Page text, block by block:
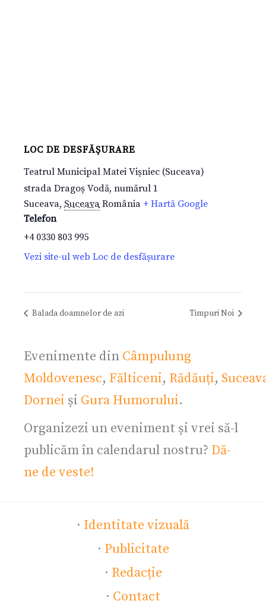
LOC DE DESFĂȘURARE
Teatrul Municipal Matei Vișniec (Suceava)
strada Dragoș Vodă, numărul 1
Suceava, Suceava România + Hartă Google
Telefon
+4 0330 803 995
Vezi site-ul web Loc de desfășurare
Balada doamnelor de azi Timpuri Noi
Evenimente din Câmpulung
Moldovenesc, Fălticeni, Rădăuți,
Dornei și Gura Humorului.
Organizezi un eveniment și vrei să-l
publicăm în calendarul nostru? Dă-
ne de veste!
· Identitate vizuală
· Publicitate
· Redacție
· Contact